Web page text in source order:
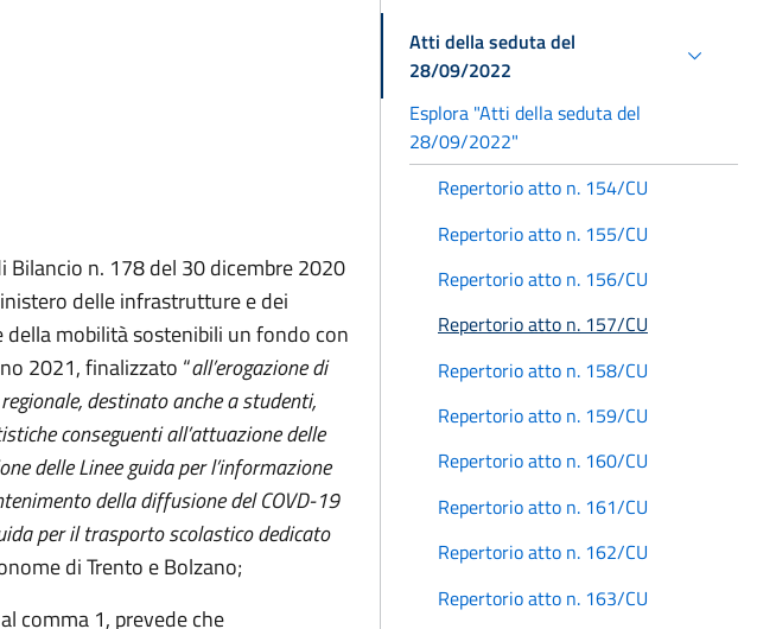
Bilancio n. 178 del 30 dicembre 2020
delle infrastrutture e dei
mobilità sostenibili un fondo con
2021, finalizzato “all’erogazione di
destinato anche a studenti,
conseguenti all’attuazione delle
delle Linee guida per l’informazione
della diffusione del COVD-19
per il trasporto scolastico dedicato
di Trento e Bolzano;
comma 1, prevede che
Atti della seduta del
28/09/2022
Esplora "Atti della seduta del
28/09/2022"
Repertorio atto n. 154/CU
Repertorio atto n. 155/CU
Repertorio atto n. 156/CU
Repertorio atto n. 157/CU
Repertorio atto n. 158/CU
Repertorio atto n. 159/CU
Repertorio atto n. 160/CU
Repertorio atto n. 161/CU
Repertorio atto n. 162/CU
Repertorio atto n. 163/CU